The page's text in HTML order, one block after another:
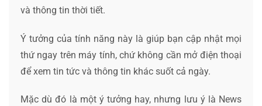
và thông tin thời tiết.
Ý tưởng của tính năng này là giúp bạn cập nhật mọi
thứ ngay trên máy tính, chứ không cần mở điện thoại
để xem tin tức và thông tin khác suốt cả ngày.
Mặc dù đó là một ý tưởng hay, nhưng lưu ý là News